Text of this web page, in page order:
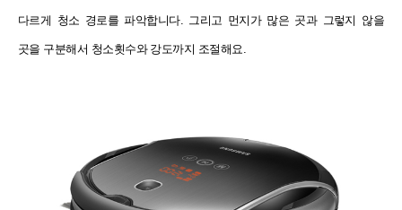
다르게 청소 경로를 파악합니다. 그리고 먼지가 많은 곳과 그렇지 않을
곳을 구분해서 청소횟수와 강도까지 조절해요.